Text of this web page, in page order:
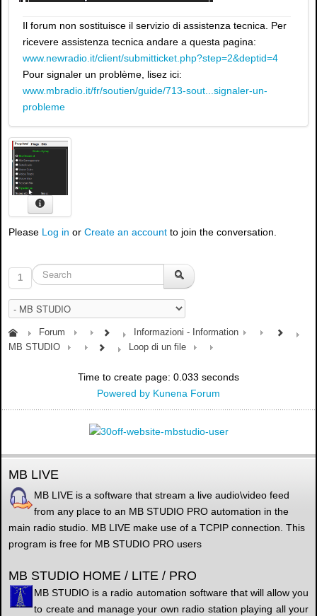
Il forum non sostituisce il servizio di assistenza tecnica. Per
ricevere assistenza tecnica andare a questa pagina:
www.newradio.it/client/submitticket.php?step=2&deptid=4
Pour signaler un problème, lisez ici:
www.mbradio.it/fr/soutien/guide/713-sout...signaler-un-
probleme
Please Log in or Create an account to join the conversation.
1
Forum
Informazioni - Information
MB STUDIO
Loop di un file
Time to create page: 0.033 seconds
Powered by Kunena Forum
MB LIVE
MB LIVE is a software that stream a live audio\video feed
from any place to an MB STUDIO PRO automation in the
main radio studio. MB LIVE make use of a TCPIP connection. This
program is free for MB STUDIO PRO users
MB STUDIO HOME / LITE / PRO
MB STUDIO is a radio automation software that will allow you
to create and manage your own radio station playing all your